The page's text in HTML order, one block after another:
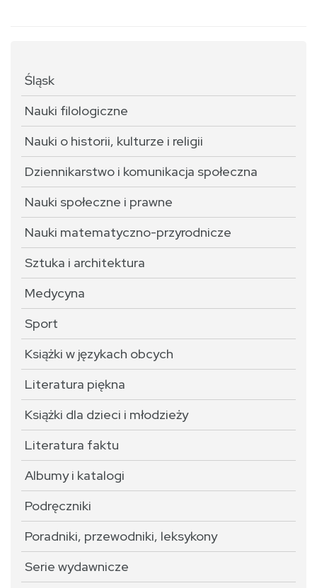
Śląsk
Nauki filologiczne
Nauki o historii, kulturze i religii
Dziennikarstwo i komunikacja społeczna
Nauki społeczne i prawne
Nauki matematyczno-przyrodnicze
Sztuka i architektura
Medycyna
Sport
Książki w językach obcych
Literatura piękna
Książki dla dzieci i młodzieży
Literatura faktu
Albumy i katalogi
Podręczniki
Poradniki, przewodniki, leksykony
Serie wydawnicze